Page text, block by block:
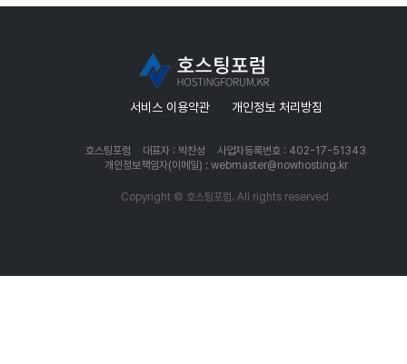
서비스 이용약관 개인정보 처리방침
호스팅포럼 대표자 : 박찬성
사업자등록번호 : 402-17-51343
개인정보책임자(이메일) : webmaster@nowhosting.kr
Copyright © 호스팅포럼. All rights reserved.